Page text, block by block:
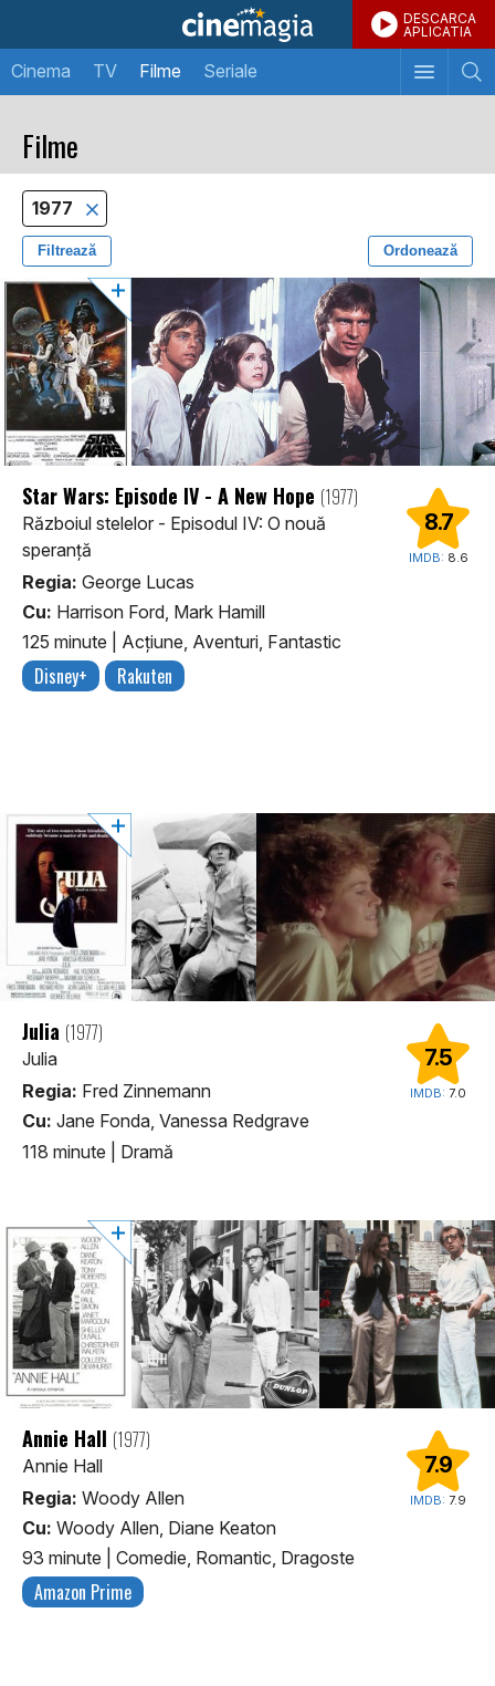
DESCARCA
APLICATIA
Cinema TV Filme Seriale
Filme
1977
Filtrează Ordonează
8.7
IMDB: 8.6
Star Wars: Episode IV - A New Hope (1977)
Războiul stelelor - Episodul IV: O nouă
speranță
Regia: George Lucas
Cu: Harrison Ford, Mark Hamill
125 minute
Acţiune, Aventuri, Fantastic
Disney+ Rakuten
7.5
IMDB: 7.0
Julia (1977)
Julia
Regia: Fred Zinnemann
Cu: Jane Fonda, Vanessa Redgrave
118 minute
Dramă
7.9
IMDB: 7.9
Annie Hall (1977)
Annie Hall
Regia: Woody Allen
Cu: Woody Allen, Diane Keaton
93 minute
Comedie, Romantic, Dragoste
Amazon Prime